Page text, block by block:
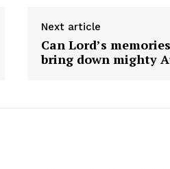
Next article
Can Lord’s
bring down mighty